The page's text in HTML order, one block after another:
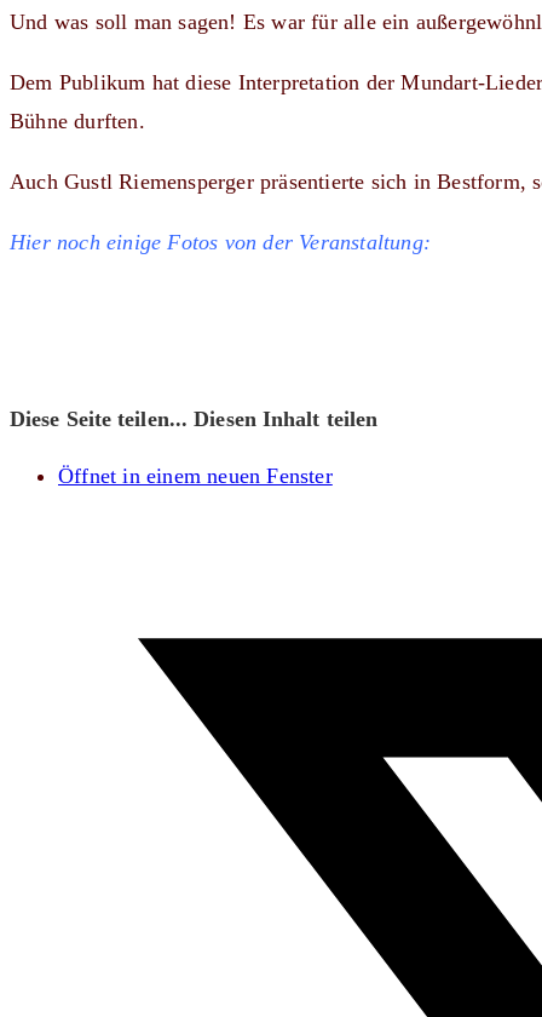
Und was soll man sagen! Es war für alle ein
Dem Publikum hat diese Interpretation der Mundart-
Bühne durften.
Auch Gustl Riemensperger präsentierte sich in Bestform,
Hier noch einige Fotos von der Veranstaltung:
Diese Seite teilen... Diesen Inhalt teilen
Öffnet in einem neuen Fenster